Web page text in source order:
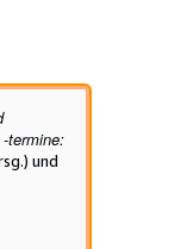
termine:
und